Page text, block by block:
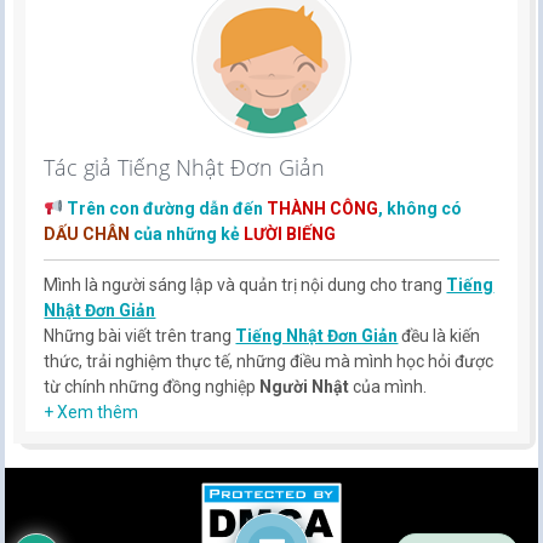
Tác giả Tiếng Nhật Đơn Giản
Trên con đường dẫn đến THÀNH CÔNG, không có
DẤU CHÂN của những kẻ LƯỜI BIẾNG
Mình là người sáng lập và quản trị nội dung cho trang Tiếng
Nhật Đơn Giản
Những bài viết trên trang Tiếng Nhật Đơn Giản đều là kiến
thức, trải nghiệm thực tế, những điều mà mình học hỏi được
từ chính những đồng nghiệp Người Nhậtcủa mình.
Hy vọng rằng kinh nghiệm mà mình có được sẽ giúp các bạn
+ Xem thêm